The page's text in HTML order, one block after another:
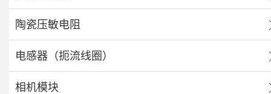
陶瓷压敏电阻
电感器（扼流线圈）
相机模块